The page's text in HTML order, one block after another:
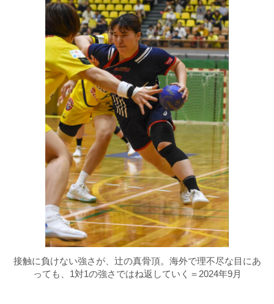
接触に負けない強さが、辻の真骨頂。海外で理不尽な目にあ
っても、1対1の強さではね返していく＝2024年9月